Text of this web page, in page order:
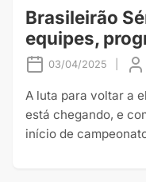
Brasileirão
equipes,
03/04/2025
A luta para voltar a
está chegando, e
início de